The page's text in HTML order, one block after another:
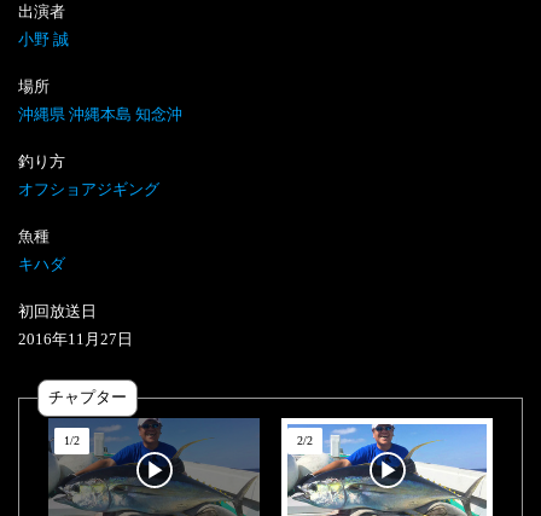
出演者
小野 誠
場所
沖縄県 沖縄本島 知念沖
釣り方
オフショアジギング
魚種
キハダ
初回放送日
2016年11 月 27 日
チャプター
1/2 2/2